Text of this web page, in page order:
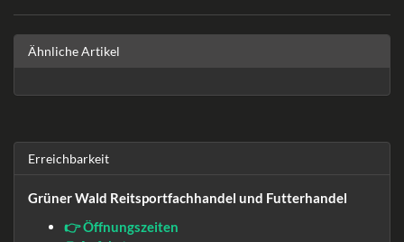
Ähnliche Artikel
Erreichbarkeit
Grüner Wald Reitsportfachhandel und Futterhandel
👉 Öffnungszeiten